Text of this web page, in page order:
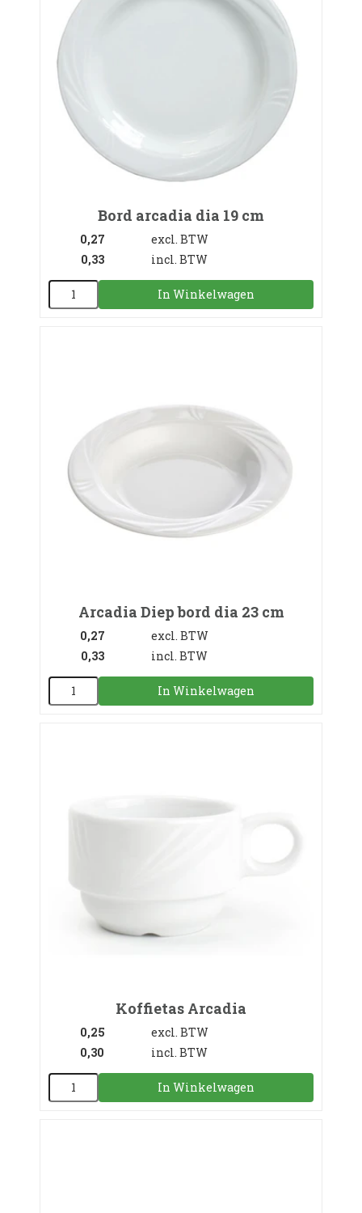
Bord arcadia dia 19 cm
0,27
excl. BTW
0,33
incl. BTW
In Winkelwagen
Arcadia Diep bord dia 23 cm
0,27
excl. BTW
0,33
incl. BTW
In Winkelwagen
Koffietas Arcadia
0,25
excl. BTW
0,30
incl. BTW
In Winkelwagen